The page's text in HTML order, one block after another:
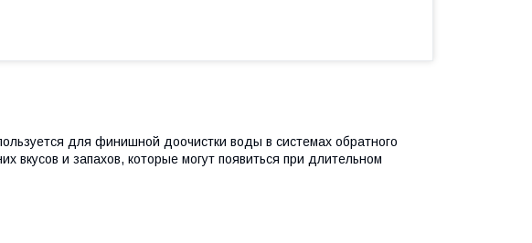
для финишной доочистки воды в системах обратного
вкусов и запахов, которые могут появиться при длительном